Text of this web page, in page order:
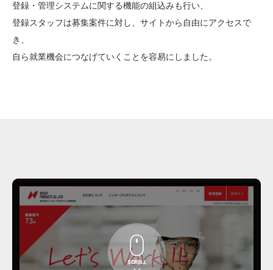
登録・管理システムに関する機能の組込みも行い、
登録スタッフは募集案件に対し、サイトから自由にアクセスで
き、
自ら就業機会につなげていくことを容易にしました。